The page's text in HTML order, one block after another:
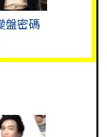
盤密碼